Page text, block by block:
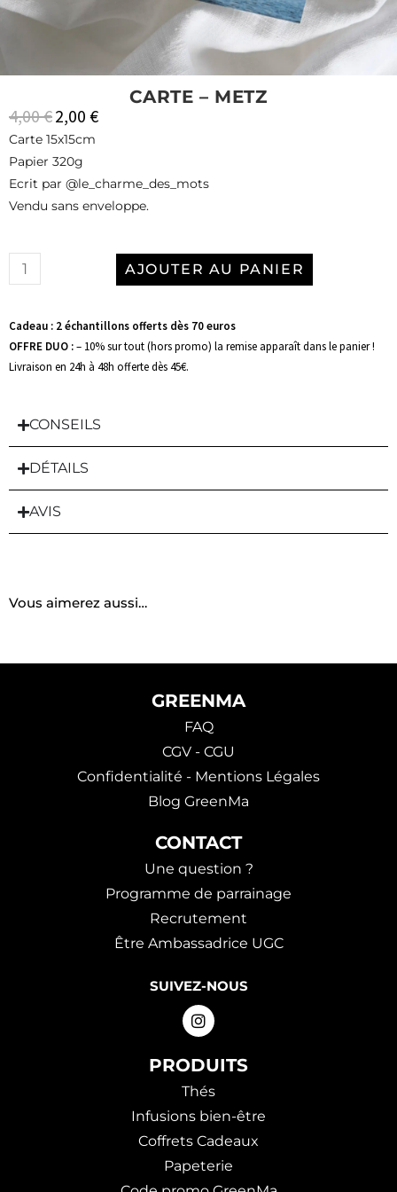
CARTE – METZ
4,00€2,00 €
Carte 15x15cm
Papier 320g
Ecrit par @le_charme_des_mots
Vendu sans enveloppe.
AJOUTER AU PANIER
Cadeau : 2 échantillons offerts dès 70 euros
OFFRE DUO :– 10% sur tout (hors promo) la remise apparaît dans le panier !
Livraison en 24h à 48h offerte dès 45€.
CONSEILS
DÉTAILS
AVIS
Vous aimerez aussi…
GREENMA
FAQ
CGV - CGU
Confidentialité - Mentions Légales
Blog GreenMa
CONTACT
Une question ?
Programme de parrainage
Recrutement
Être Ambassadrice UGC
SUIVEZ-NOUS
PRODUITS
Thés
Infusions bien-être
Coffrets Cadeaux
Papeterie